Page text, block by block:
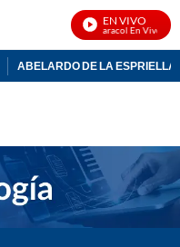
EN VIVO
Noticias Caracol En Vivo
ABELARDO DE LA ESPRIELLA